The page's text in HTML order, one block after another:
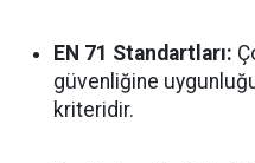
EN 71 Standartları:
güvenliğine
kriteridir.